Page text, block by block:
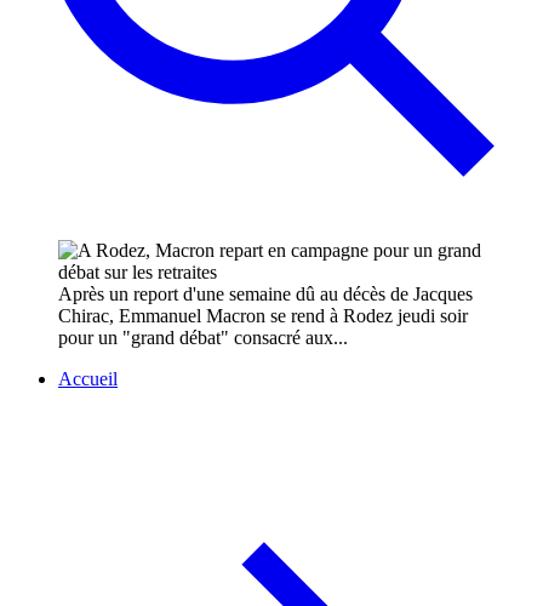
Après un report d'une semaine dû au décès de Jacques
Chirac, Emmanuel Macron se rend à Rodez jeudi soir
pour un "grand débat" consacré aux...
Accueil